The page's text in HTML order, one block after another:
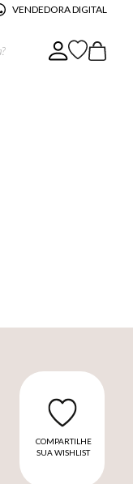
VENDEDORA DIGITAL
COMPARTILHE
SUA WISHLIST